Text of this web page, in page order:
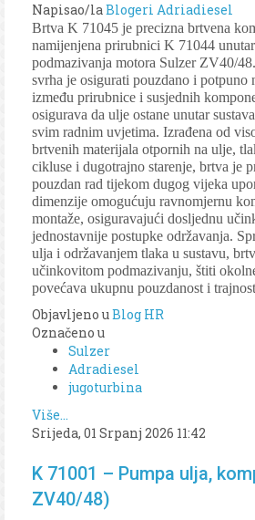
Napisao/laBlogeri Adriadiesel
Brtva K 71045 je precizna brtvena
namijenjena prirubnici K 71044 unutar
podmazivanja motora Sulzer ZV40/
svrha je osigurati pouzdano i potpuno
između prirubnice i susjednih
osigurava da ulje ostane unutar
svim radnim uvjetima. Izrađena od
brtvenih materijala otpornih na ulje,
cikluse i dugotrajno starenje, brtva je
pouzdan rad tijekom dugog vijeka
dimenzije omogućuju ravnomjernu
montaže, osiguravajući dosljednu
jednostavnije postupke održavanja.
ulja i održavanjem tlaka u sustavu,
učinkovitom podmazivanju, štiti
povećava ukupnu pouzdanost i
Objavljeno uBlog HR
Označeno u
Sulzer
Adradiesel
jugoturbina
Više...
Srijeda, 01 Srpanj 2026 11:42
K 71001 – Pumpa ulja,
ZV40/48)